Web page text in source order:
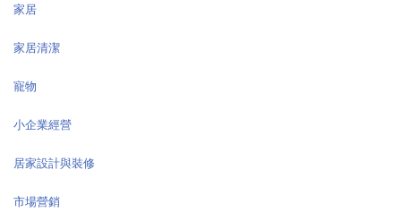
家居
家居清潔
寵物
小企業經營
居家設計與裝修
市場營銷